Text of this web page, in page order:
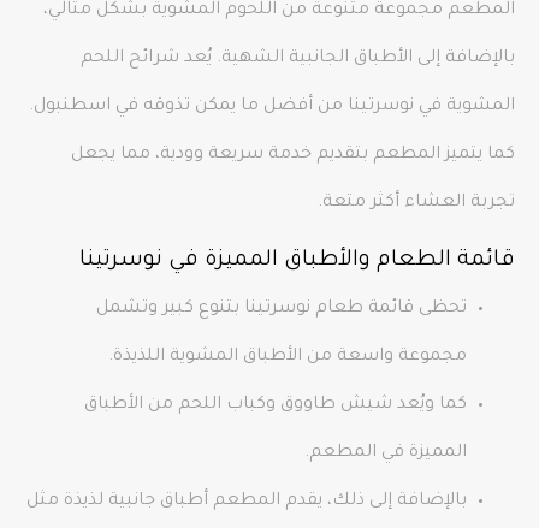
المطعم مجموعة متنوعة من اللحوم المشوية بشكل مثالي،
بالإضافة إلى الأطباق الجانبية الشهية. يُعد شرائح اللحم
المشوية في نوسرتينا من أفضل ما يمكن تذوقه في اسطنبول.
كما يتميز المطعم بتقديم خدمة سريعة وودية، مما يجعل
تجربة العشاء أكثر متعة.
قائمة الطعام والأطباق المميزة في نوسرتينا
تحظى قائمة طعام نوسرتينا بتنوع كبير وتشمل
مجموعة واسعة من الأطباق المشوية اللذيذة.
كما ويُعد شيش طاووق وكباب اللحم من الأطباق
المميزة في المطعم.
بالإضافة إلى ذلك، يقدم المطعم أطباق جانبية لذيذة مثل